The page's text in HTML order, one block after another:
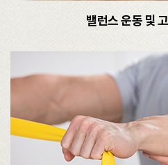
밸런스 운동 및